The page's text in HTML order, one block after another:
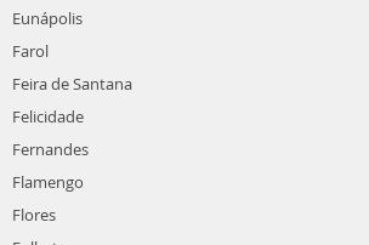
Eunápolis
Farol
Feira de Santana
Felicidade
Fernandes
Flamengo
Flores